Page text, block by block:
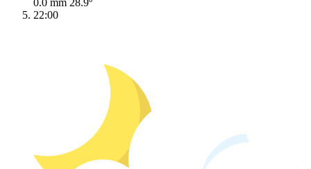
0.0 mm 28.9º
22:00